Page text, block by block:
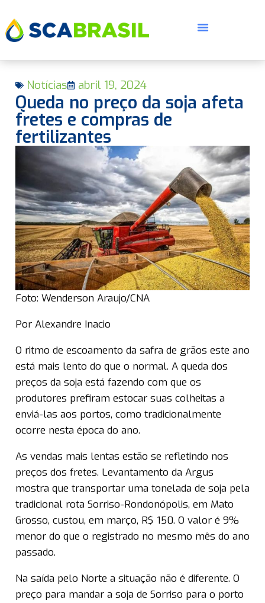
Notícias abril 19, 2024
Queda no preço da soja afeta
fretes e compras de
fertilizantes
Foto: Wenderson Araujo/CNA
Por Alexandre Inacio
O ritmo de escoamento da safra de grãos este ano
está mais lento do que o normal. A queda dos
preços da soja está fazendo com que os
produtores prefiram estocar suas colheitas a
enviá-las aos portos, como tradicionalmente
ocorre nesta época do ano.
As vendas mais lentas estão se refletindo nos
preços dos fretes. Levantamento da Argus
mostra que transportar uma tonelada de soja pela
tradicional rota Sorriso-Rondonópolis, em Mato
Grosso, custou, em março, R$ 150. O valor é 9%
menor do que o registrado no mesmo mês do ano
passado.
Na saída pelo Norte a situação não é diferente. O
preço para mandar a soja de Sorriso para o porto